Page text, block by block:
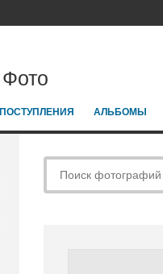
Фото
АЛЬБОМЫ